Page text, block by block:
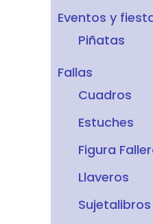
Eventos y
Piñatas
Fallas
Cuadros
Estuches
Figura
Llaveros
Sujetalibros